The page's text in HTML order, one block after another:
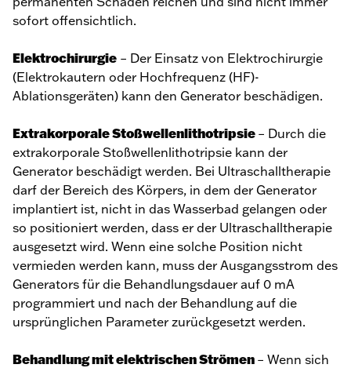
sofort offensichtlich.
Elektrochirurgie – Der Einsatz von Elektrochirurgie
(Elektrokautern oder Hochfrequenz (HF)-
Ablationsgeräten) kann den Generator beschädigen.
Extrakorporale Stoßwellenlithotripsie – Durch die
extrakorporale Stoßwellenlithotripsie kann der
Generator beschädigt werden. Bei Ultraschalltherapie
darf der Bereich des Körpers, in dem der Generator
implantiert ist, nicht in das Wasserbad gelangen oder
so positioniert werden, dass er der Ultraschalltherapie
ausgesetzt wird. Wenn eine solche Position nicht
vermieden werden kann, muss der Ausgangsstrom des
Generators für die Behandlungsdauer auf 0 mA
programmiert und nach der Behandlung auf die
ursprünglichen Parameter zurückgesetzt werden.
Behandlung mit elektrischen Strömen – Wenn sich